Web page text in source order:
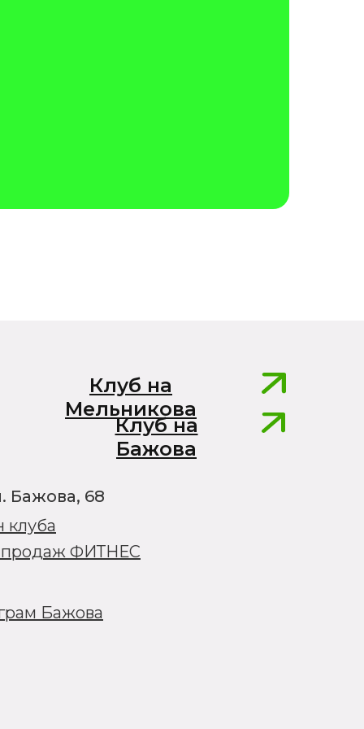
Бажова, 68
Бажова
клуба
продаж ФИТНЕС
Клуб на
Мельникова
Клуб на
Бажова